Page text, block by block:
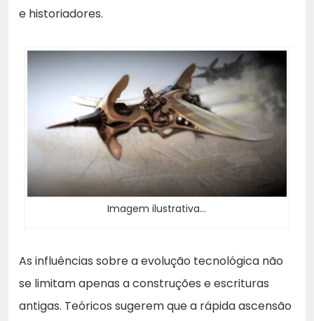
e historiadores.
Imagem ilustrativa…
As influências sobre a evolução tecnológica não
se limitam apenas a construções e escrituras
antigas. Teóricos sugerem que a rápida ascensão